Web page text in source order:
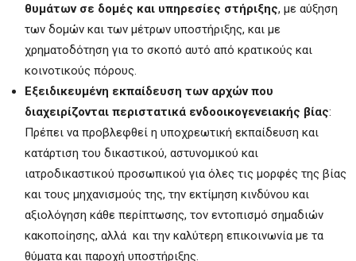
θυμάτων σε δομές και υπηρεσίες στήριξης, με αύξηση
των δομών και των μέτρων υποστήριξης, και με
χρηματοδότηση για το σκοπό αυτό από κρατικούς και
κοινοτικούς πόρους.
Εξειδικευμένη εκπαίδευση των αρχών που
διαχειρίζονται περιστατικά ενδοοικογενειακής βίας:
Πρέπει να προβλεφθεί η υποχρεωτική εκπαίδευση και
κατάρτιση του δικαστικού, αστυνομικού και
ιατροδικαστικού προσωπικού για όλες τις μορφές της βίας
και τους μηχανισμούς της, την εκτίμηση κινδύνου και
αξιολόγηση κάθε περίπτωσης, τον εντοπισμό σημαδιών
κακοποίησης, αλλά και την καλύτερη επικοινωνία με τα
θύματα και παροχή υποστήριξης.